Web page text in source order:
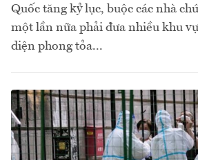
Quốc tăng kỷ lục, buộc các nhà
một lần nữa phải đưa nhiều khu
diện phong tỏa...